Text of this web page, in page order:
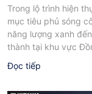
Trong lộ trình hiện
mục tiêu phủ sóng
năng lượng xanh
thành tại khu vực
sông Cửu...
Đọc tiếp